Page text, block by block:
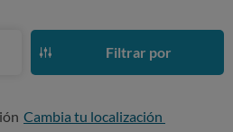
Filtrar por
Cambia tu localización